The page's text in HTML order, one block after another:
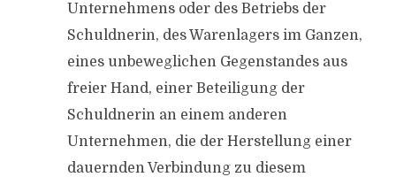
Unternehmens oder des Betriebs der
Schuldnerin, des Warenlagers im Ganzen,
eines unbeweglichen Gegenstandes aus
freier Hand, einer Beteiligung der
Schuldnerin an einem anderen
Unternehmen, die der Herstellung einer
dauernden Verbindung zu diesem